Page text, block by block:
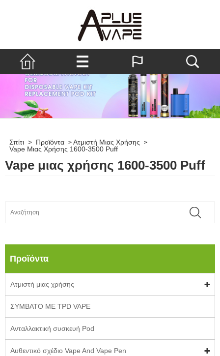
Σπίτι > Προϊόντα > Ατμιστή Μιας Χρήσης >
Vape Μιας Χρήσης 1600-3500 Puff
Vape μιας χρήσης 1600-3500 Puff
Προϊόντα
Ατμιστή μιας χρήσης
ΣΥΜΒΑΤΟ ΜΕ TPD VAPE
Ανταλλακτική συσκευή Pod
Αυθεντικό σχέδιο Vape And Vape Pen